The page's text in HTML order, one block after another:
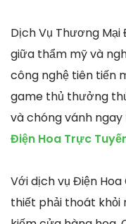
Dịch Vụ Thương
giữa thẩm mỹ và
công nghệ tiên tiến
game thủ thưởng
và chóng vánh
Điện Hoa Trực
Với dịch vụ Điện
thiết phải thoát khỏi